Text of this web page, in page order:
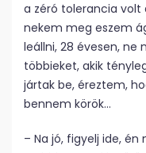
a zéró tolerancia volt
nekem meg eszem
leállni, 28 évesen,
többieket, akik
jártak be, éreztem,
bennem körök…
– Na jó, figyelj ide,